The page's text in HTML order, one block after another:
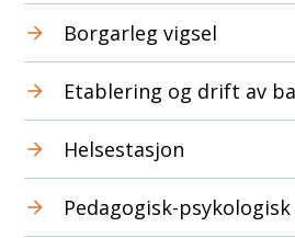
Borgarleg vigsel
Etablering og drift av
Helsestasjon
Pedagogisk-